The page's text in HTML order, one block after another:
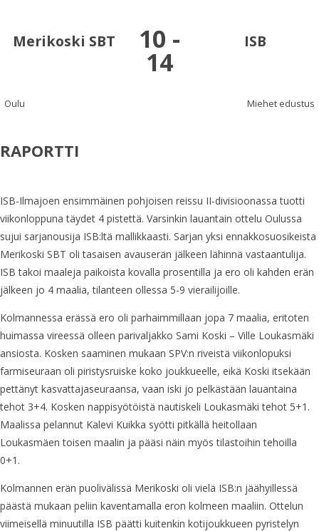
Merikoski SBT 10 -
14
ISB
Oulu Miehet edustus
RAPORTTI
ISB-Ilmajoen ensimmäinen pohjoisen reissu II-divisioonassa tuotti
viikonloppuna täydet 4 pistettä. Varsinkin lauantain ottelu Oulussa
sujui sarjanousija ISB:ltä mallikkaasti. Sarjan yksi ennakkosuosikeista
Merikoski SBT oli tasaisen avauserän jälkeen lähinnä vastaantulija.
ISB takoi maaleja paikoista kovalla prosentilla ja ero oli kahden erän
jälkeen jo 4 maalia, tilanteen ollessa 5-9 vierailijoille.
Kolmannessa erässä ero oli parhaimmillaan jopa 7 maalia, eritoten
huimassa vireessä olleen parivaljakko Sami Koski – Ville Loukasmäki
ansiosta. Kosken saaminen mukaan SPV:n riveistä viikonlopuksi
farmiseuraan oli piristysruiske koko joukkueelle, eikä Koski itsekään
pettänyt kasvattajaseuraansa, vaan iski jo pelkästään lauantaina
tehot 3+4. Kosken nappisyötöistä nautiskeli Loukasmäki tehot 5+1.
Maalissa pelannut Kalevi Kuikka syötti pitkällä heitollaan
Loukasmäen toisen maalin ja pääsi näin myös tilastoihin tehoilla
0+1.
Kolmannen erän puolivälissä Merikoski oli vielä ISB:n jäähyillessä
päästä mukaan peliin kaventamalla eron kolmeen maaliin. Ottelun
viimeisellä minuutilla ISB päätti kuitenkin kotijoukkueen pyristelyn